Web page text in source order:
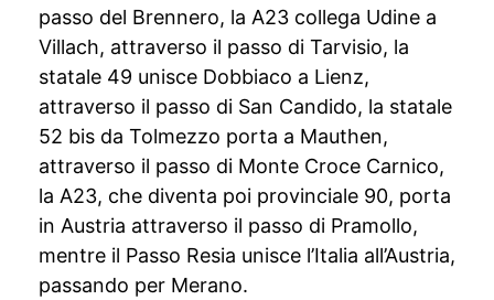
passo del Brennero, la A23 collega Udine a
Villach, attraverso il passo di Tarvisio, la
statale 49 unisce Dobbiaco a Lienz,
attraverso il passo di San Candido, la statale
52 bis da Tolmezzo porta a Mauthen,
attraverso il passo di Monte Croce Carnico,
la A23, che diventa poi provinciale 90, porta
in Austria attraverso il passo di Pramollo,
mentre il Passo Resia unisce l’Italia all’Austria,
passando per Merano.